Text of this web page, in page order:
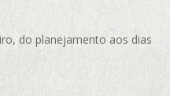
do planejamento aos dias